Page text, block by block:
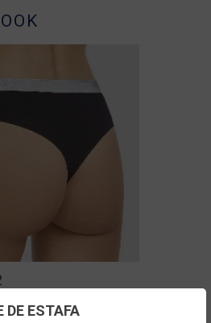
34062 Pack de 3
DE ESTAFA